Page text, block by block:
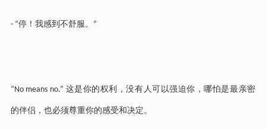
- “停！我感到不舒服。 ”
“No means no.” 这是你的权利，没有人可以强迫你，哪怕是最亲密
的伴侣，也必须尊重你的感受和决定。